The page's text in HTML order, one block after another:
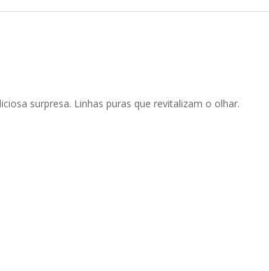
surpresa. Linhas puras que revitalizam o olhar.